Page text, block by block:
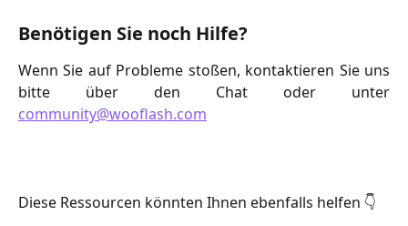
Benötigen Sie noch Hilfe?
Wenn Sie auf Probleme stoßen, kontaktieren Sie uns
bitte über den Chat oder unter
community@wooflash.com
Diese Ressourcen könnten Ihnen ebenfalls helfen 👇